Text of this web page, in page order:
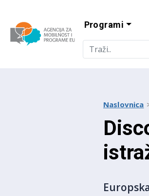
Agencija
Programi
Naslovnica